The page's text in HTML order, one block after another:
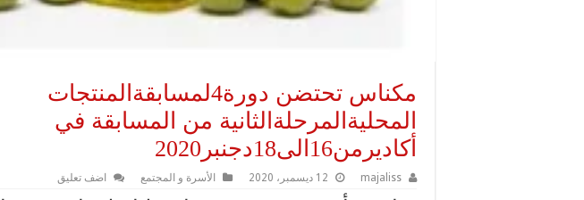
مكناس تحتضن دورة4لمسابقةالمنتجات
المحليةالمرحلةالثانية من المسابقة في
أكاديرمن16الى18دجنبر2020
majaliss 12 ديسمبر، 2020 الأسرة و المجتمع اضف تعليق